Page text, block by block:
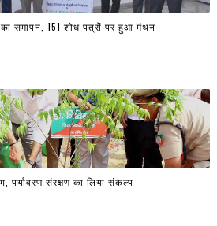
समापन, 151 शोध पत्रों पर हुआ मंथन
पर्यावरण संरक्षण का लिया संकल्प